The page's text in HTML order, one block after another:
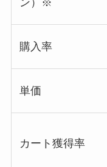
購入率
単価
カート獲得率